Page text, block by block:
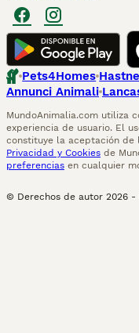
Pets4Homes
Annunci Animali
MundoAnimalia.com utiliza
experiencia de usuario. El
constituye la aceptación de
Privacidad y Cookies de
preferencias en cualquier
© Derechos de autor 2026 -